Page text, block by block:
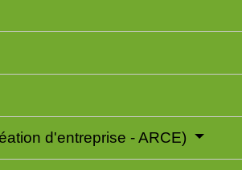
d'entreprise - ARCE)